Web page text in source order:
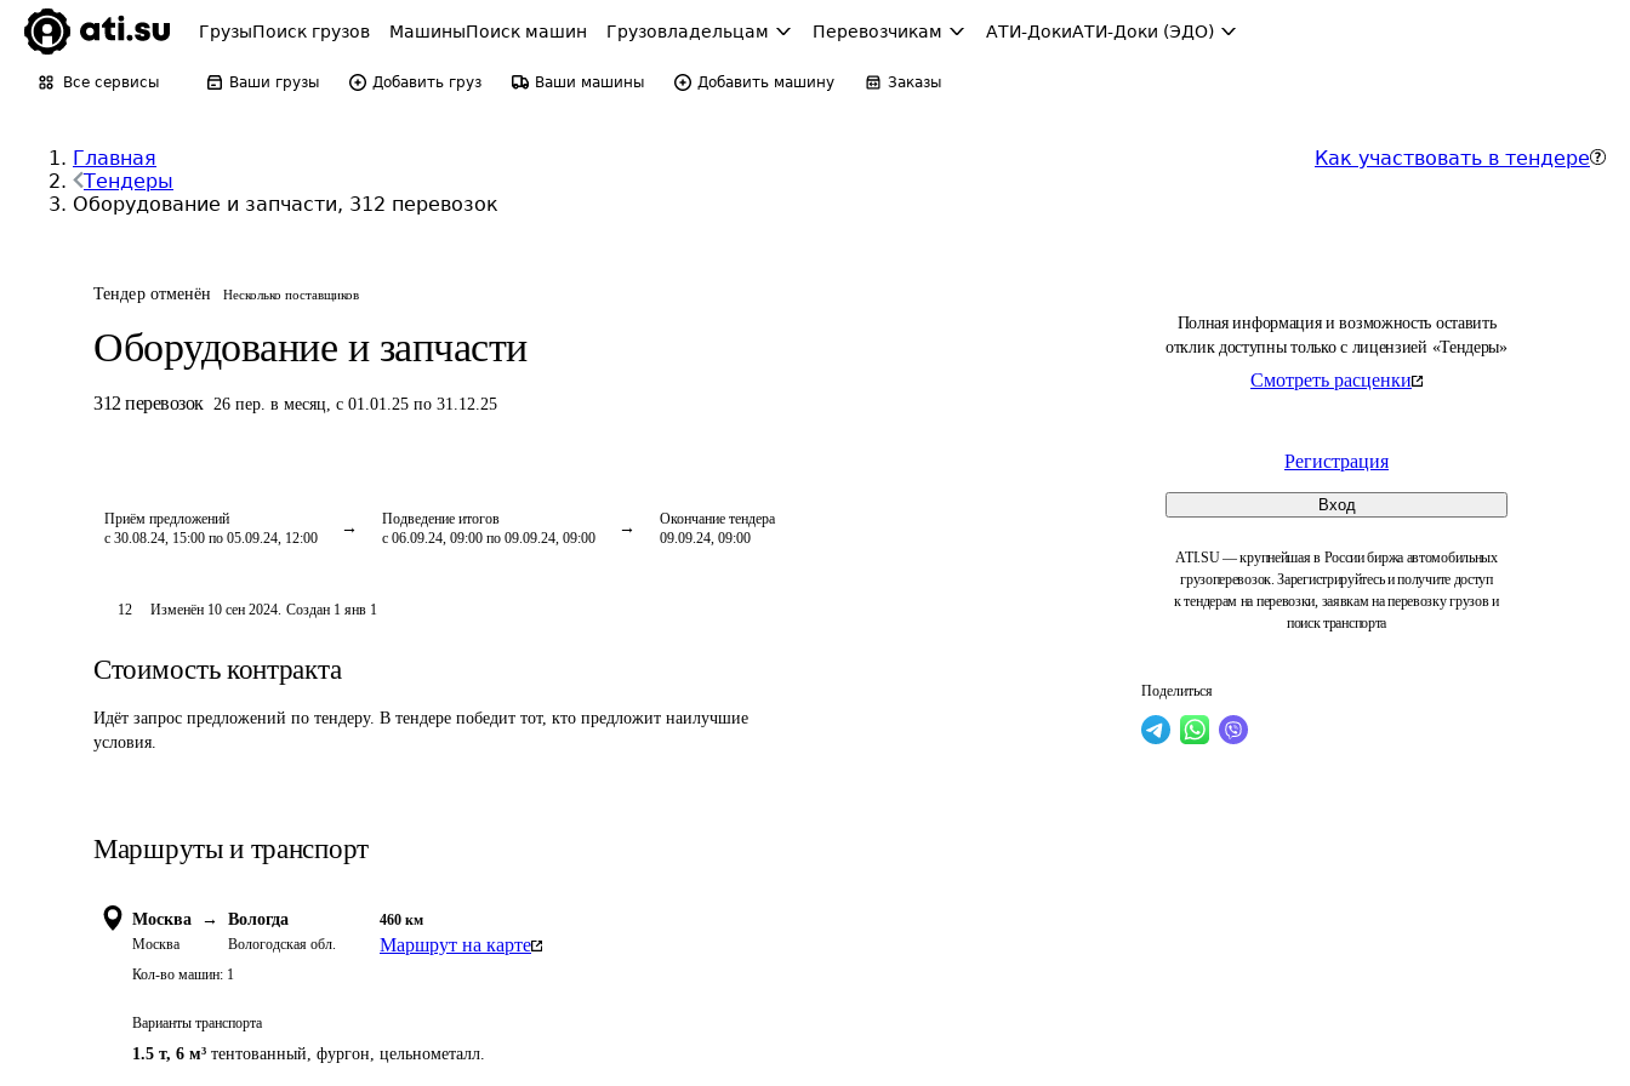
ГрузыПоиск грузов МашиныПоиск машин Грузовладельцам Перевозчикам АТИ-ДокиАТИ-Доки (ЭДО)
Все сервисы Ваши грузы Добавить груз Ваши машины Добавить машину Заказы
Главная
Тендеры
Оборудование и запчасти, 312 перевозок
Как участвовать в тендере
Тендер отменён Несколько поставщиков
Оборудование и запчасти
312 перевозок 26 пер. в месяц, с 01.01.25 по 31.12.25
Приём предложений
с 30.08.24, 15:00 по 05.09.24, 12:00
Подведение итогов
с 06.09.24, 09:00 по 09.09.24, 09:00
Окончание тендера
09.09.24, 09:00
Полная информация и возможность оставить
отклик доступны только с лицензией «Тендеры»
Смотреть расценки
Регистрация
Вход
ATI.SU — крупнейшая в России биржа автомобильных
грузоперевозок. Зарегистрируйтесь и получите доступ
к тендерам на перевозки, заявкам на перевозку грузов и
поиск транспорта
Поделиться
12 Изменён 10 сен 2024. Создан 1 янв 1
Стоимость контракта
Идёт запрос предложений по тендеру. В тендере победит тот, кто предложит наилучшие
условия.
Маршруты и транспорт
Москва →
Москва
Вологда
Вологодская обл.
460 км
Маршрут на карте
Кол-во машин: 1
Варианты транспорта
1.5 т, 6 м³ тентованный, фургон, цельнометалл.